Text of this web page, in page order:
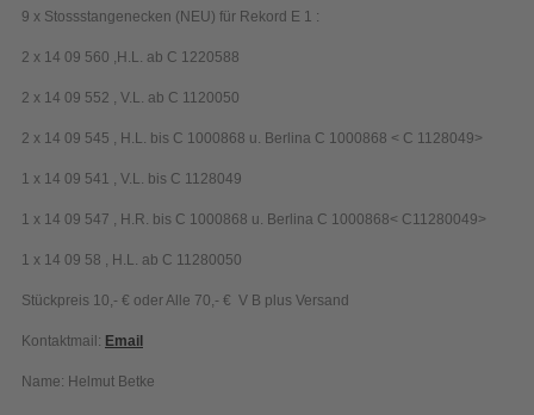
9 x Stossstangenecken (NEU) für Rekord E 1 :
2 x 14 09 560 ,H.L. ab C 1220588
2 x 14 09 552 , V.L. ab C 1120050
2 x 14 09 545 , H.L. bis C 1000868 u. Berlina C 1000868 < C 1128049>
1 x 14 09 541 , V.L. bis C 1128049
1 x 14 09 547 , H.R. bis C 1000868 u. Berlina C 1000868< C11280049>
1 x 14 09 58 , H.L. ab C 11280050
Stückpreis 10,- € oder Alle 70,- € V B plus Versand
Kontaktmail: Email
Name: Helmut Betke